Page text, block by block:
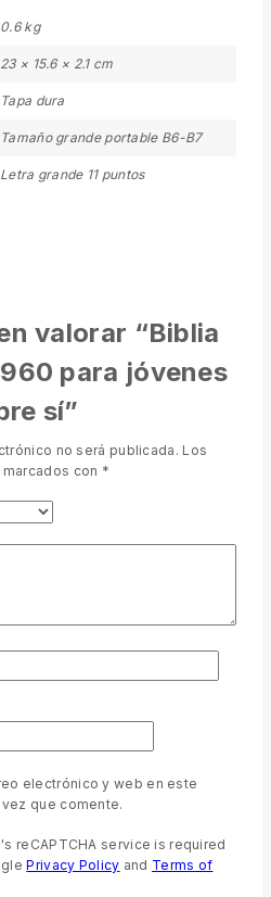
0.6 kg
23 × 15.6 × 2.1 cm
Tapa dura
Tamaño grande portable B6-B7
Letra grande 11 puntos
valorar “Biblia
para jóvenes
sí”
no será publicada. Los
con *
electrónico y web en este
que comente.
reCAPTCHA service is required
Privacy Policy and Terms of